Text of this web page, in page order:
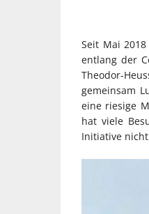
Seit Mai
entlang der
Theodor-
gemeinsam
eine riesige
hat viele
Initiative